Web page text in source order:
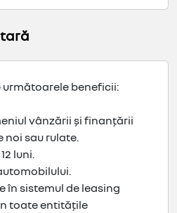
următoarele beneficii:
vânzării și finanțării
noi sau rulate.
luni.
în sistemul de leasing
toate entitățile